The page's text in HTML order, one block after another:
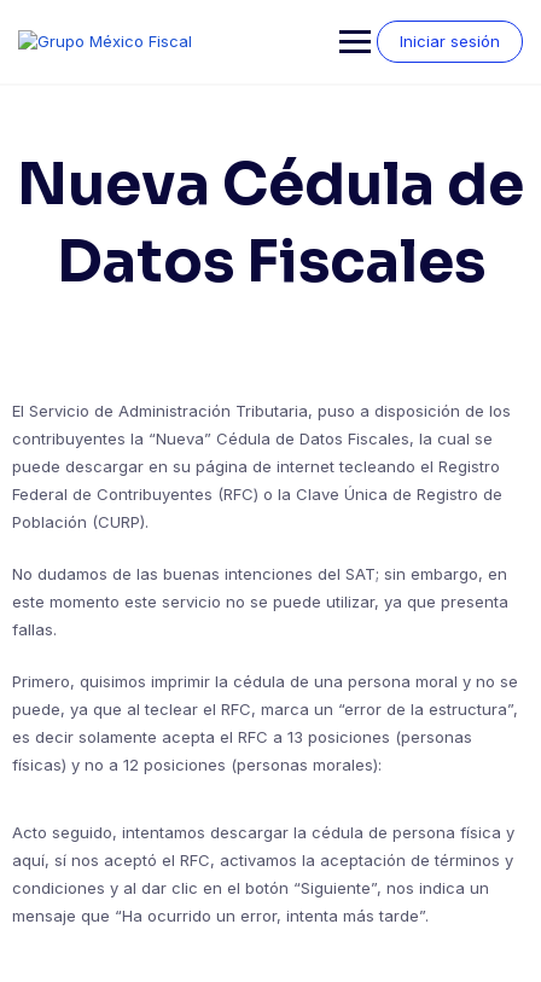
contenido
Iniciar sesión
Nueva Cédula de
Datos Fiscales
El Servicio de Administración Tributaria, puso a disposición de los
contribuyentes la “Nueva” Cédula de Datos Fiscales, la cual se
puede descargar en su página de internet tecleando el Registro
Federal de Contribuyentes (RFC) o la Clave Única de Registro de
Población (CURP).
No dudamos de las buenas intenciones del SAT; sin embargo, en
este momento este servicio no se puede utilizar, ya que presenta
fallas.
Primero, quisimos imprimir la cédula de una persona moral y no se
puede, ya que al teclear el RFC, marca un “error de la estructura”,
es decir solamente acepta el RFC a 13 posiciones (personas
físicas) y no a 12 posiciones (personas morales):
Acto seguido, intentamos descargar la cédula de persona física y
aquí, sí nos aceptó el RFC, activamos la aceptación de términos y
condiciones y al dar clic en el botón “Siguiente”, nos indica un
mensaje que “Ha ocurrido un error, intenta más tarde”.